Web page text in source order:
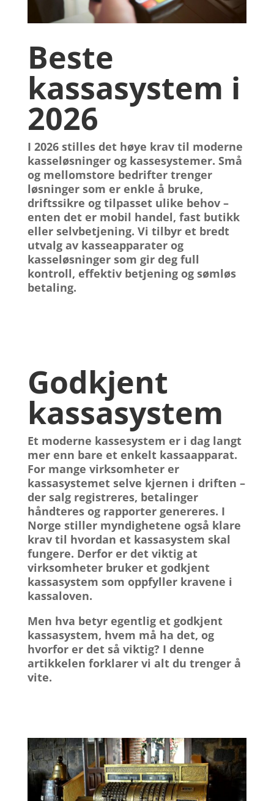
Beste
kassasystem i
2026
I 2026 stilles det høye krav til moderne
kasseløsningerog kassesystemer. Små
og mellomstore bedrifter trenger
løsninger som er enkle å bruke,
driftssikre og tilpasset ulike behov –
enten det er mobil handel, fast butikk
eller selvbetjening. Vi tilbyr et bredt
utvalg av kasseapparaterog
kasseløsninger som gir deg full
kontroll, effektiv betjening og sømløs
betaling.
Godkjent
kassasystem
Et moderne kassesystem er i dag langt
mer enn bare et enkelt kassaapparat.
For mange virksomheter er
kassasystemet selve kjernen i driften –
der salg registreres, betalinger
håndteres og rapporter genereres. I
Norge stiller myndighetene også klare
krav til hvordan et kassasystem skal
fungere. Derfor er det viktig at
virksomheter bruker et godkjent
kassasystem som oppfyller kravene i
kassaloven.
Men hva betyr egentlig et godkjent
kassasystem, hvem må ha det, og
hvorfor er det så viktig? I denne
artikkelen forklarer vi alt du trenger å
vite.